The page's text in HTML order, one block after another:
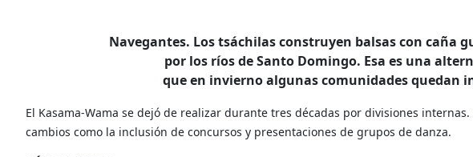
Navegantes. Los tsáchilas construyen balsas con caña
por los ríos de Santo Domingo. Esa es una
que en invierno algunas comunidades quedan
El Kasama-Wama se dejó de realizar durante tres décadas por divisiones
cambios como la inclusión de concursos y presentaciones de grupos de danza.